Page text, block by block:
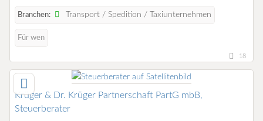
Branchen: Transport / Spedition / Taxiunternehmen
Für wen
18
Krüger & Dr. Krüger Partnerschaft PartG mbB,
Steuerberater